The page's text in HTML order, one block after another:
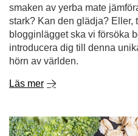
smaken av yerba mate
stark? Kan den glädja? Eller,
blogginlägget ska vi försöka
introducera dig till denna
hörn av världen.
Läs mer